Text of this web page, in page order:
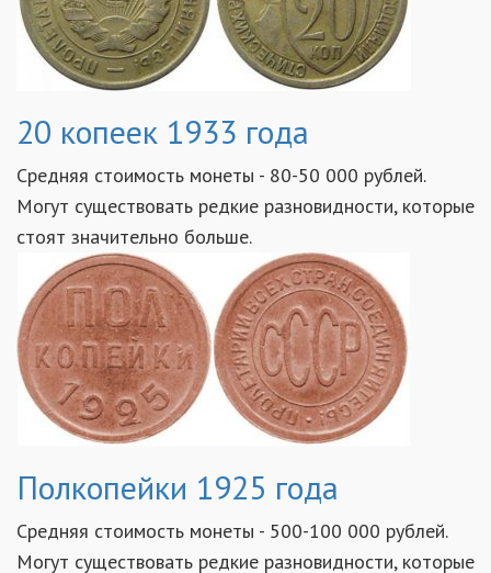
20 копеек 1933 года
Средняя стоимость монеты - 80-50 000 рублей.
Могут существовать редкие разновидности, которые
стоят значительно больше.
Полкопейки 1925 года
Средняя стоимость монеты - 500-100 000 рублей.
Могут существовать редкие разновидности, которые